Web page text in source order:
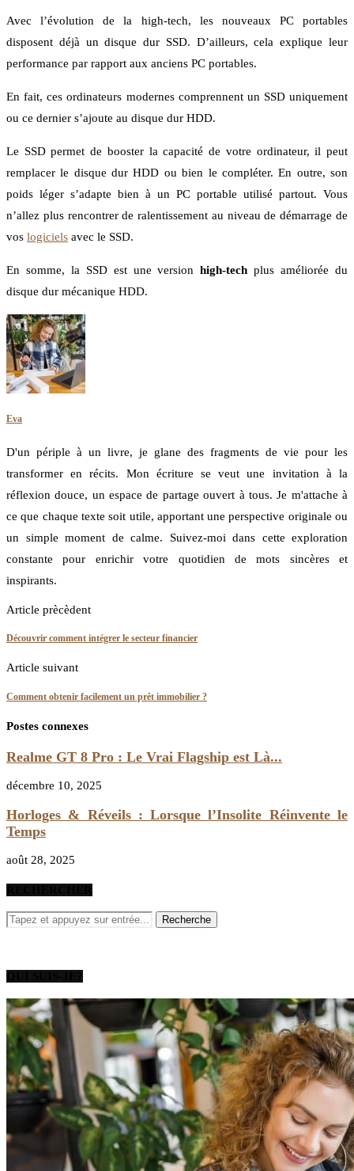
Avec l’évolution de la high-tech, les nouveaux PC portables
disposent déjà un disque dur SSD. D’ailleurs, cela explique leur
performance par rapport aux anciens PC portables.
En fait, ces ordinateurs modernes comprennent un SSD uniquement
ou ce dernier s’ajoute au disque dur HDD.
Le SSD permet de booster la capacité de votre ordinateur, il peut
remplacer le disque dur HDD ou bien le compléter. En outre, son
poids léger s’adapte bien à un PC portable utilisé partout. Vous
n’allez plus rencontrer de ralentissement au niveau de démarrage de
vos logiciels avec le SSD.
En somme, la SSD est une versionhigh-tech plus améliorée du
disque dur mécanique HDD.
Eva
D'un périple à un livre, je glane des fragments de vie pour les
transformer en récits. Mon écriture se veut une invitation à la
réflexion douce, un espace de partage ouvert à tous. Je m'attache à
ce que chaque texte soit utile, apportant une perspective originale ou
un simple moment de calme. Suivez-moi dans cette exploration
constante pour enrichir votre quotidien de mots sincères et
inspirants.
Article prècèdent
Découvrir comment intégrer le secteur financier
Article suivant
Comment obtenir facilement un prêt immobilier ?
Postes connexes
Realme GT 8 Pro : Le Vrai Flagship est Là...
décembre 10, 2025
Horloges & Réveils : Lorsque l’Insolite Réinvente le
Temps
août 28, 2025